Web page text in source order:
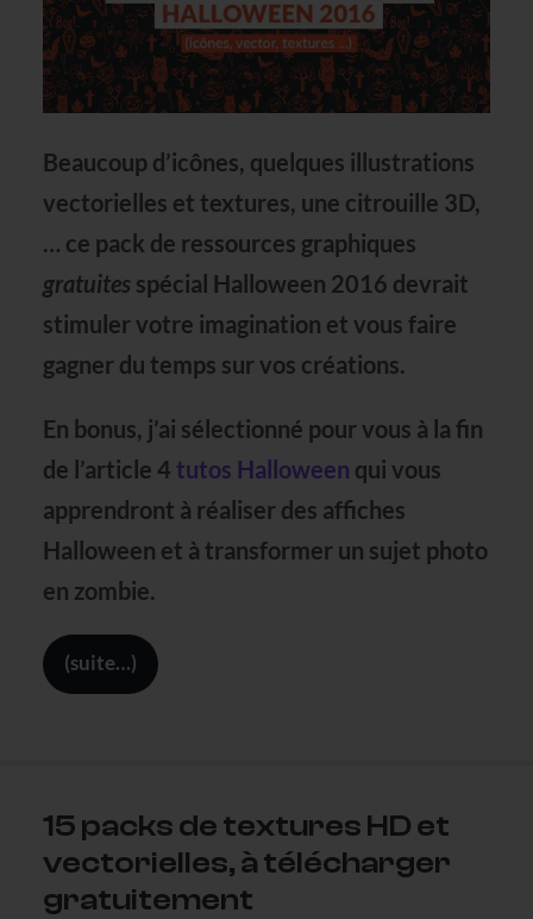
Beaucoup d’icônes, quelques illustrations
vectorielles et textures, une citrouille 3D,
… ce pack de ressources graphiques
gratuitesspécial Halloween 2016 devrait
stimuler votre imagination et vous faire
gagner du temps sur vos créations.
En bonus, j’ai sélectionné pour vous à la fin
de l’article 4 tutos Halloween qui vous
apprendront à réaliser des affiches
Halloween et à transformer un sujet photo
en zombie.
(suite…)
15 packs de textures HD et
vectorielles, à télécharger
gratuitement